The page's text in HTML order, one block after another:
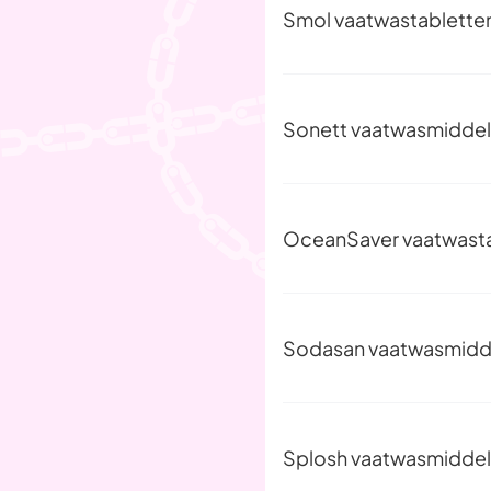
Smol
Sonett vaatwasmiddel
OceanSaver
Sodasan
Splosh vaatwasmiddel